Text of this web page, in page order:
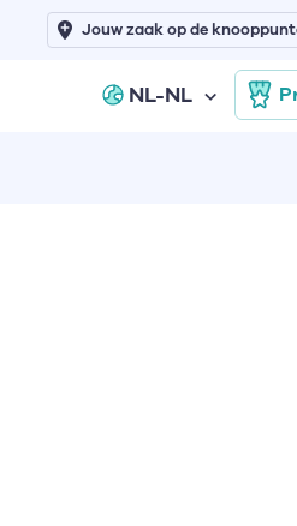
NL-NL
Jouw zaak op de